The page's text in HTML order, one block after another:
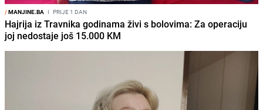
/MANJINE.BA I PRIJE 1 DAN
Hajrija iz Travnika godinama živi s bolovima: Za operaciju
joj nedostaje još 15.000 KM